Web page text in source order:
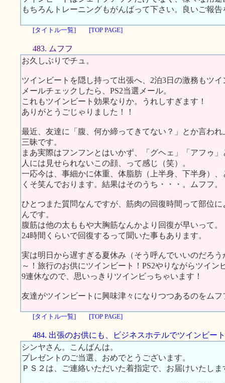
もちろんトレーニングもがんばって下さい。良いご報
[タイトル一覧] [TOP PAGE]
483. ムフフ
お久しぶりでチュ。
ツインビートを隠し持って出張へ、2泊3日の激務もツ
メールチェックしたら、PS2当選メール。
これもツインビート効果なりか。うれしすぎます！
ありがとうごじゃりました！！
最近、友達に「腹、何か締ってきてない？」とか言わ
三昧です。
まあ実際はフンフンとはいかず、「グヘェ」「アフゥ
人には見せられないこの顔、って感じ（笑）。
一応今は、事細かに体重、体脂肪（上半身、下半身）
くそ笑んでおります。結果はそのうち・・・。ムフフ。
ひとつまた質問なんですが、筋肉の回復時間って部位
んです。
腹筋は他の太ももや大胸筋なんかより回復が早いって。
24時間くらいで回復するって聞いた事もあります。
実は明日から遅すぎる夏休み（そう呼んでいいのだろ
～！旅行のお供にツインビート！PS2やりながらツイン
9連休なので、思いっきりツインビっちゃいます！
友達がツインビートに興味津々になりつつあるのをム
[タイトル一覧] [TOP PAGE]
484. 出張のお供にも、ビジネスホテルでツインビー
シンヤさん。こんばんは。
プレゼントのご当選、おめでとうございます。
ＰＳ２は、ご連絡いただいた着指定で、お届けいたしま